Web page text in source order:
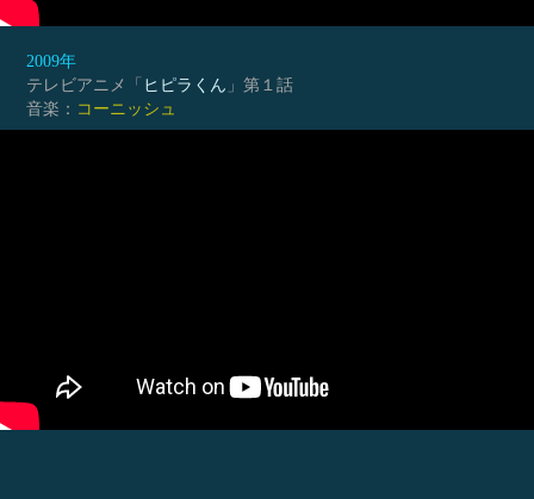
2009年
テレビアニメ「 ヒピラくん 」第１話
音楽： コーニッシュ